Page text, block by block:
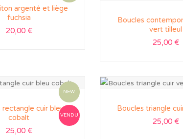
argenté et liège
fuchsia
20,00 €
Boucles
vert tilleul
25,00 €
NEW
VENDU
rectangle cuir bleu
cobalt
25,00 €
Boucles triangle
25,00 €